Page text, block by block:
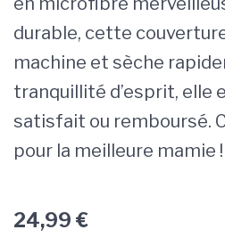
durable, cette
machine et sèche
tranquillité d’esprit, elle
satisfait ou remboursé.
pour la meilleure mamie !
24,99 €